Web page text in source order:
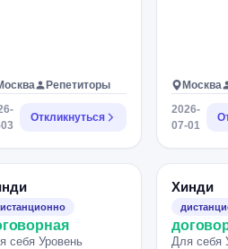
Репетиторы
Откликнуться
Москва
2026-
07-01
себя Уровень
Хинди
Для себя